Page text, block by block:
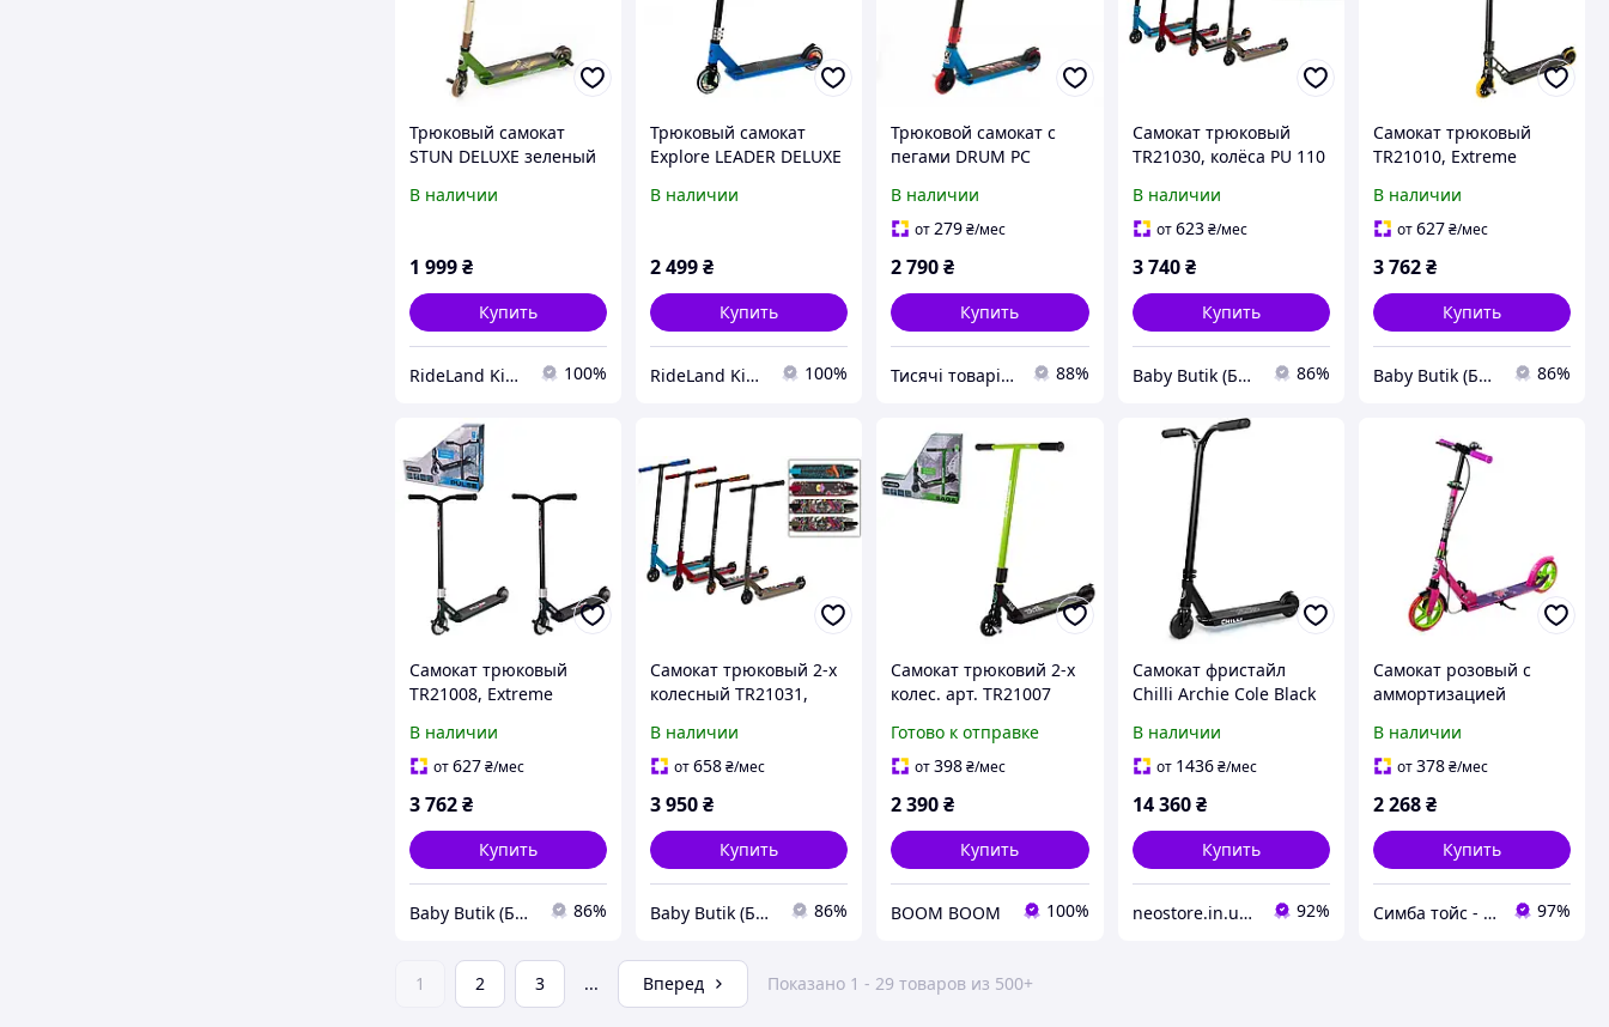
Трюковый самокат
STUN DELUXE зеленый
В наличии
1 999₴
Купить
RideLand Kids & Sport 100%
Трюковый самокат
Explore LEADER DELUXE
В наличии
2 499₴
Купить
RideLand Kids & Sport 100%
Трюковой самокат с
пегами DRUM PC
В наличии
от279₴/мес
2 790₴
Купить
Тисячі товарів для всіх !!! 88%
Самокат трюковый
TR21030, колёса PU 110
алюмин, компрессия
HIC
В наличии
от623 ₴/мес
3 740 ₴
Купить
Baby Butik (Беби Бутик) 86%
Самокат трюковый
TR21010, Extreme
PU 110мм, диск
спицевой алюм,
В наличии
от627₴/мес
3 762₴
Купить
Baby Butik (Беби Бутик) 86%
Самокат трюковый
TR21008, Extreme
PU120мм, цельный
алюм, HIC, пеги
В наличии
от627₴/мес
3 762₴
Купить
Baby Butik (Беби Бутик) 86%
Самокат трюковый 2-х
колесный TR21031,
шпицевый
алюминиевый,
В наличии
от658₴/мес
3 950₴
Купить
Baby Butik (Беби Бутик) 86%
Самокат трюковий 2-х
колес. арт. TR21007
SAGA, колеса PU 110мм
Готово к отправке
от398₴/мес
2 390₴
Купить
BOOM BOOM 100%
Самокат фристайл
Chilli Archie Cole Black
В наличии
от 1436 ₴/мес
14 360 ₴
Купить
neostore.in.ua - интернет магазин 92%
Самокат розовый с
аммортизацией
звонок Prime new EX-
9090
В наличии
от378₴/мес
2 268₴
Купить
Симба тойс - интернет-магазин детских игрушек 97%
1 2 3 ... Вперед Показано 1 - 29 товаров из 500+